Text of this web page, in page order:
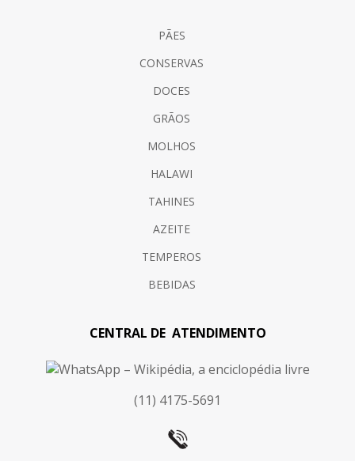
PÃES
CONSERVAS
DOCES
GRÃOS
MOLHOS
HALAWI
TAHINES
AZEITE
TEMPEROS
BEBIDAS
CENTRAL DE ATENDIMENTO
(11) 4175-5691